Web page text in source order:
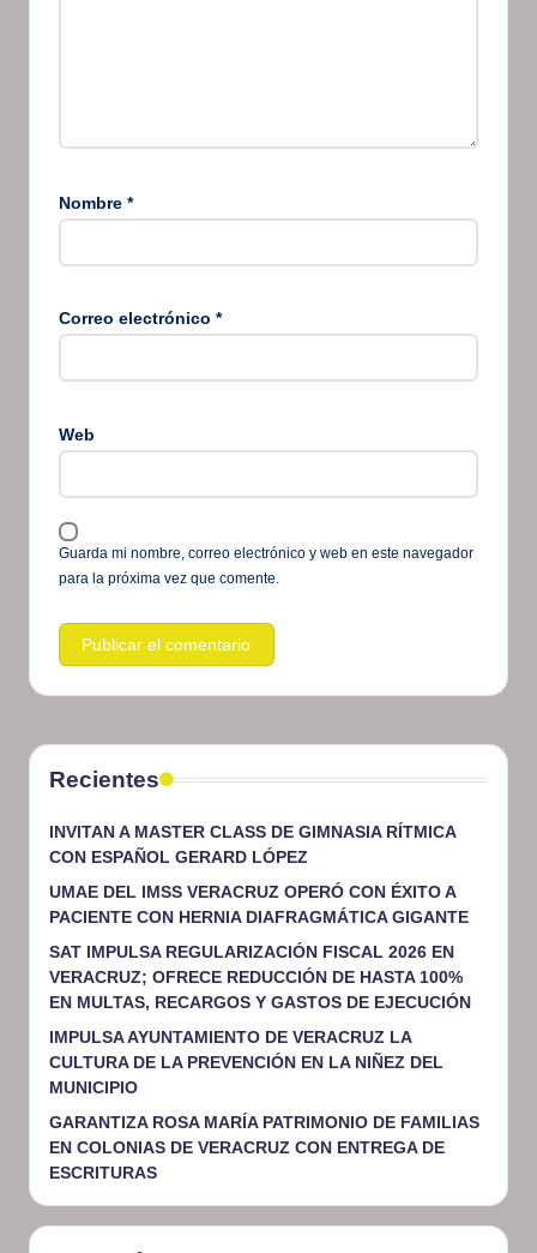
Nombre *
Correo electrónico *
Web
Guarda mi nombre, correo electrónico y web en este navegador
para la próxima vez que comente.
Recientes
INVITAN A MASTER CLASS DE GIMNASIA RÍTMICA
CON ESPAÑOL GERARD LÓPEZ
UMAE DEL IMSS VERACRUZ OPERÓ CON ÉXITO A
PACIENTE CON HERNIA DIAFRAGMÁTICA GIGANTE
SAT IMPULSA REGULARIZACIÓN FISCAL 2026 EN
VERACRUZ; OFRECE REDUCCIÓN DE HASTA 100%
EN MULTAS, RECARGOS Y GASTOS DE EJECUCIÓN
IMPULSA AYUNTAMIENTO DE VERACRUZ LA
CULTURA DE LA PREVENCIÓN EN LA NIÑEZ DEL
MUNICIPIO
GARANTIZA ROSA MARÍA PATRIMONIO DE FAMILIAS
EN COLONIAS DE VERACRUZ CON ENTREGA DE
ESCRITURAS